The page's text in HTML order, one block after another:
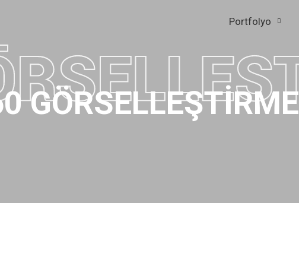
Portfolyo
GÖRSELLEŞTİRME